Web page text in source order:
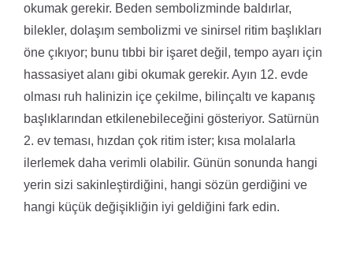
okumak gerekir. Beden sembolizminde baldırlar,
bilekler, dolaşım sembolizmi ve sinirsel ritim başlıkları
öne çıkıyor; bunu tıbbi bir işaret değil, tempo ayarı için
hassasiyet alanı gibi okumak gerekir. Ayın 12. evde
olması ruh halinizin içe çekilme, bilinçaltı ve kapanış
başlıklarından etkilenebileceğini gösteriyor. Satürnün
2. ev teması, hızdan çok ritim ister; kısa molalarla
ilerlemek daha verimli olabilir. Günün sonunda hangi
yerin sizi sakinleştirdiğini, hangi sözün gerdiğini ve
hangi küçük değişikliğin iyi geldiğini fark edin.